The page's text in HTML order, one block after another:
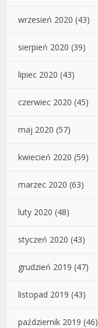
wrzesień 2020 (43)
sierpień 2020 (39)
lipiec 2020 (43)
czerwiec 2020 (45)
maj 2020 (57)
kwiecień 2020 (59)
marzec 2020 (63)
luty 2020 (48)
styczeń 2020 (43)
grudzień 2019 (47)
listopad 2019 (43)
październik 2019 (46)